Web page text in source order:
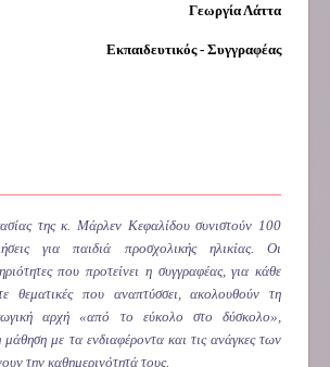
Γεωργία Λάττα
Εκπαιδευτικός - Συγγραφέας
της κ. Μάρλεν Κεφαλίδου συνιστούν 100
για παιδιά προσχολικής ηλικίας. Οι
που προτείνει η συγγραφέας, για κάθε
θεματικές που αναπτύσσει, ακολουθούν τη
αρχή «από το εύκολο στο δύσκολο»,
μάθηση με τα ενδιαφέροντα και τις ανάγκες των
την καθημερινότητά τους.